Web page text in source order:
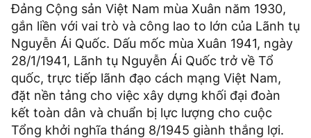
Đảng Cộng sản Việt Nam mùa Xuân năm 1930,
gắn liền với vai trò và công lao to lớn của Lãnh tụ
Nguyễn Ái Quốc. Dấu mốc mùa Xuân 1941, ngày
28/1/1941, Lãnh tụ Nguyễn Ái Quốc trở về Tổ
quốc, trực tiếp lãnh đạo cách mạng Việt Nam,
đặt nền tảng cho việc xây dựng khối đại đoàn
kết toàn dân và chuẩn bị lực lượng cho cuộc
Tổng khởi nghĩa tháng 8/1945 giành thắng lợi.